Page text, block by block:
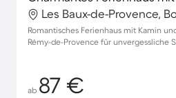
Romantisches Ferienhaus mit Kamin
Rémy-de-Provence für unvergessliche
ab 87 €